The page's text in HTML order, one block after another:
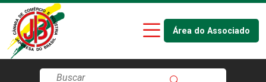
Área do Associado